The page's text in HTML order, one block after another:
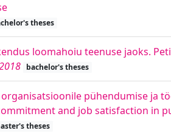
theses
loomahoiu teenuse jaoks.
bachelor's theses
pühendumise ja
and job satisfaction in
theses